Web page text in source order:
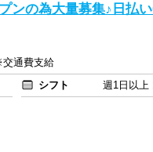
ンの為大量募集♪日払
通費支給
シフト
週1日以上